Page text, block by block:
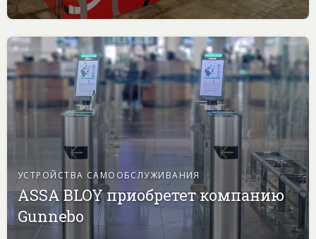
УСТРОЙСТВА САМООБСЛУЖИВАНИЯ
ASSA BLOY приобретет компанию
Gunnebo